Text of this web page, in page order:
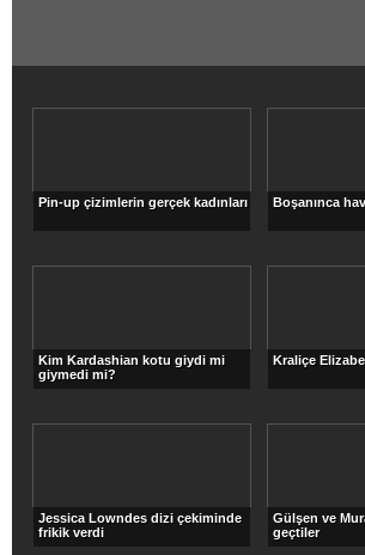
Pin-up çizimlerin gerçek kadınları Boşanınca
Kim Kardashian kotu giydi mi
giymedi mi?
Kraliçe
Jessica Lowndes dizi çekiminde
frikik verdi
Gülşen ve
geçtiler